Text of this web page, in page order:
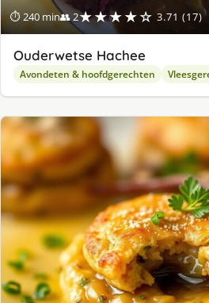
⏱ 240 min👥 2★★★★☆ 3.71 (17)
Ouderwetse Hachee
Avondeten & hoofdgerechten